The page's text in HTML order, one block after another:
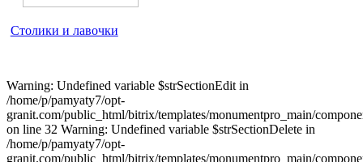
Столики и лавочки
Warning: Undefined variable $strSectionEdit in
/home/p/pamyaty7/opt-
granit.com/public_html/bitrix/templates/monumentpro_main/
on line 32 Warning: Undefined variable $strSectionDelete in
/home/p/pamyaty7/opt-
granit.com/public_html/bitrix/templates/monumentpro_main/